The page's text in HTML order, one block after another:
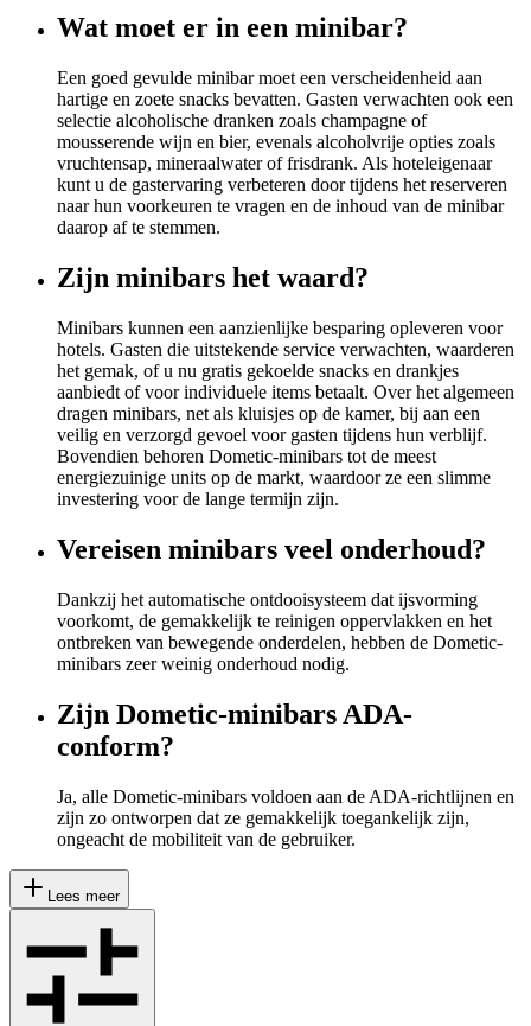
Wat moet er in een minibar?
Een goed gevulde minibar moet een verscheidenheid aan
hartige en zoete snacks bevatten. Gasten verwachten ook een
selectie alcoholische dranken zoals champagne of
mousserende wijn en bier, evenals alcoholvrije opties zoals
vruchtensap, mineraalwater of frisdrank. Als hoteleigenaar
kunt u de gastervaring verbeteren door tijdens het reserveren
naar hun voorkeuren te vragen en de inhoud van de minibar
daarop af te stemmen.
Zijn minibars het waard?
Minibars kunnen een aanzienlijke besparing opleveren voor
hotels. Gasten die uitstekende service verwachten, waarderen
het gemak, of u nu gratis gekoelde snacks en drankjes
aanbiedt of voor individuele items betaalt. Over het algemeen
dragen minibars, net als kluisjes op de kamer, bij aan een
veilig en verzorgd gevoel voor gasten tijdens hun verblijf.
Bovendien behoren Dometic-minibars tot de meest
energiezuinige units op de markt, waardoor ze een slimme
investering voor de lange termijn zijn.
Vereisen minibars veel onderhoud?
Dankzij het automatische ontdooisysteem dat ijsvorming
voorkomt, de gemakkelijk te reinigen oppervlakken en het
ontbreken van bewegende onderdelen, hebben de Dometic-
minibars zeer weinig onderhoud nodig.
Zijn Dometic-minibars ADA-
conform?
Ja, alle Dometic-minibars voldoen aan de ADA-richtlijnen en
zijn zo ontworpen dat ze gemakkelijk toegankelijk zijn,
ongeacht de mobiliteit van de gebruiker.
Lees meer